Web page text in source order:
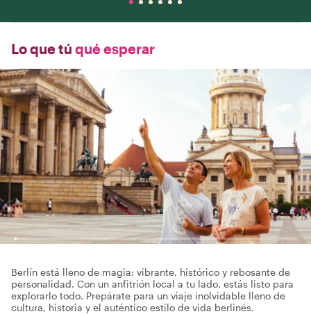
Lo que tú qué esperar
Berlín está lleno de magia: vibrante, histórico y rebosante de
personalidad. Con un anfitrión local a tu lado, estás listo para
explorarlo todo. Prepárate para un viaje inolvidable lleno de
cultura, historia y el auténtico estilo de vida berlinés.